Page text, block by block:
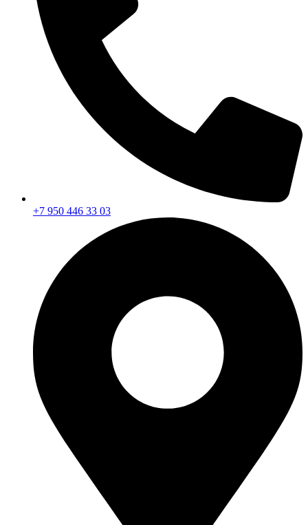
+7 950 446 33 03